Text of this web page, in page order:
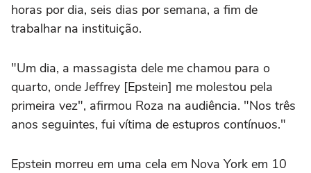
horas por dia, seis dias por semana, a fim de
trabalhar na instituição.
"Um dia, a massagista dele me chamou para o
quarto, onde Jeffrey [Epstein] me molestou pela
primeira vez", afirmou Roza na audiência. "Nos três
anos seguintes, fui vítima de estupros contínuos."
Epstein morreu em uma cela em Nova York em 10